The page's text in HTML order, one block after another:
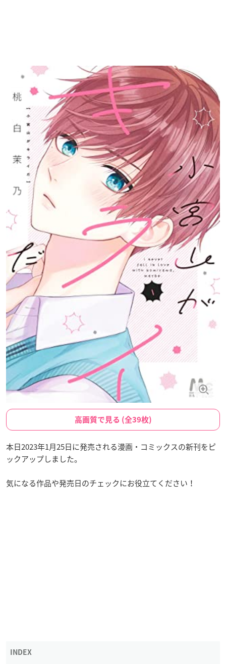
高画質で見る (全39枚)
本日2023年1月25日に発売される漫画・コミックスの新刊をピ
ックアップしました。
気になる作品や発売日のチェックにお役立てください！